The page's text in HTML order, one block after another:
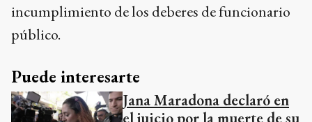
incumplimiento de los deberes de funcionario
público.
Puede interesarte
Jana Maradona declaró en